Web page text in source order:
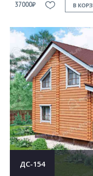
37000₽ В
ДС-154